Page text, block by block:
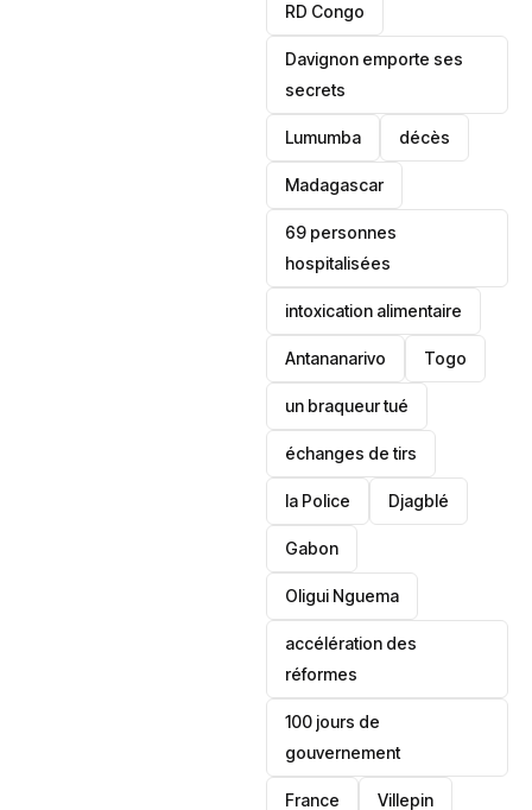
‎RD Congo
Davignon emporte ses
secrets
Lumumba décès
‎Madagascar
69 personnes
hospitalisées
intoxication alimentaire
Antananarivo ‎Togo
un braqueur tué
échanges de tirs
la Police Djagblé
Gabon
Oligui Nguema
accélération des
réformes
100 jours de
gouvernement
France Villepin